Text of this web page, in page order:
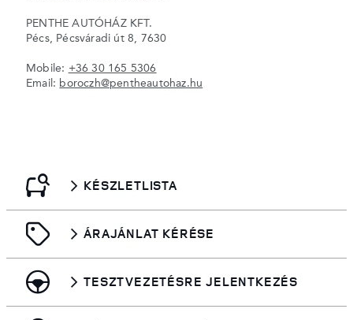
PENTHE AUTÓHÁZ KFT.
Pécs, Pécsváradi út 8, 7630
Mobile: +36 30 165 5306
Email: boroczh@pentheautohaz.hu
KÉSZLETLISTA
ÁRAJÁNLAT KÉRÉSE
TESZTVEZETÉSRE JELENTKEZÉS